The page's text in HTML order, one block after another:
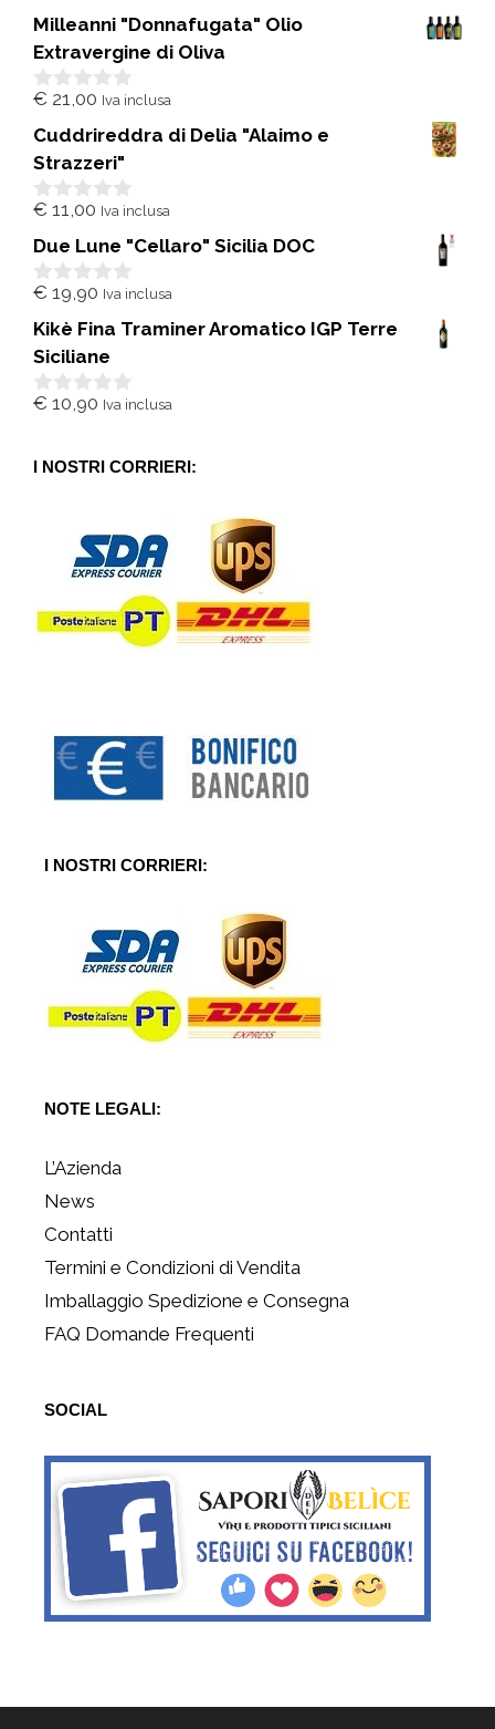
Milleanni "Donnafugata" Olio
Extravergine di Oliva
0
u
5
€ 21,00 Iva inclusa
Cuddrireddra di Delia "Alaimo e
Strazzeri"
0
u
5
€ 11,00 Iva inclusa
Due Lune "Cellaro" Sicilia DOC
0
u
5
€ 19,90 Iva inclusa
Kikè Fina Traminer Aromatico IGP Terre
Siciliane
0
5
€ 10,90 Iva inclusa
I NOSTRI CORRIERI:
I NOSTRI CORRIERI:
NOTE LEGALI:
L’Azienda
News
Contatti
Termini e Condizioni di Vendita
Imballaggio Spedizione e Consegna
FAQ Domande Frequenti
SOCIAL